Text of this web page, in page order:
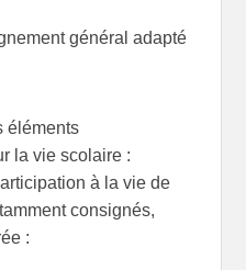
général adapté
éléments
la vie scolaire :
à la vie de
consignés,
: